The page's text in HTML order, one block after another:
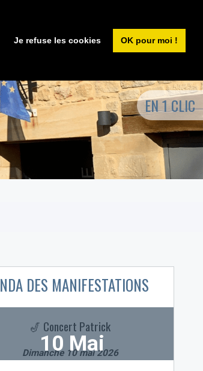
Je refuse les cookies OK pour moi !
EN 1 CLIC
DES MANIFESTATIONS
10 Mai
🎷 Concert Patrick
Dimanche 10 mai 2026